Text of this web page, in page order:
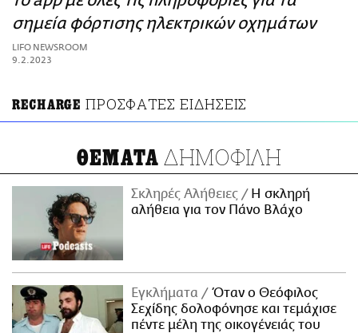
ΑΜΠΑ
PRINT
σημεία φόρτισης ηλεκτρικών οχημάτων
LIFO NEWSROOM
9.2.2023
RECHARGE ΠΡΟΣΦΑΤΕΣ ΕΙΔΗΣΕΙΣ
ΘΕΜΑΤΑ ΔΗΜΟΦΙΛΗ
Σκληρές Αλήθειες
H σκληρή
αλήθεια για τον Πάνο Βλάχο
Εγκλήματα
Όταν ο Θεόφιλος
Σεχίδης δολοφόνησε και τεμάχισε
πέντε μέλη της οικογένειάς του